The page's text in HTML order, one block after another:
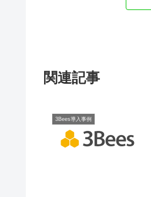
関連記事
3Bees導入事例